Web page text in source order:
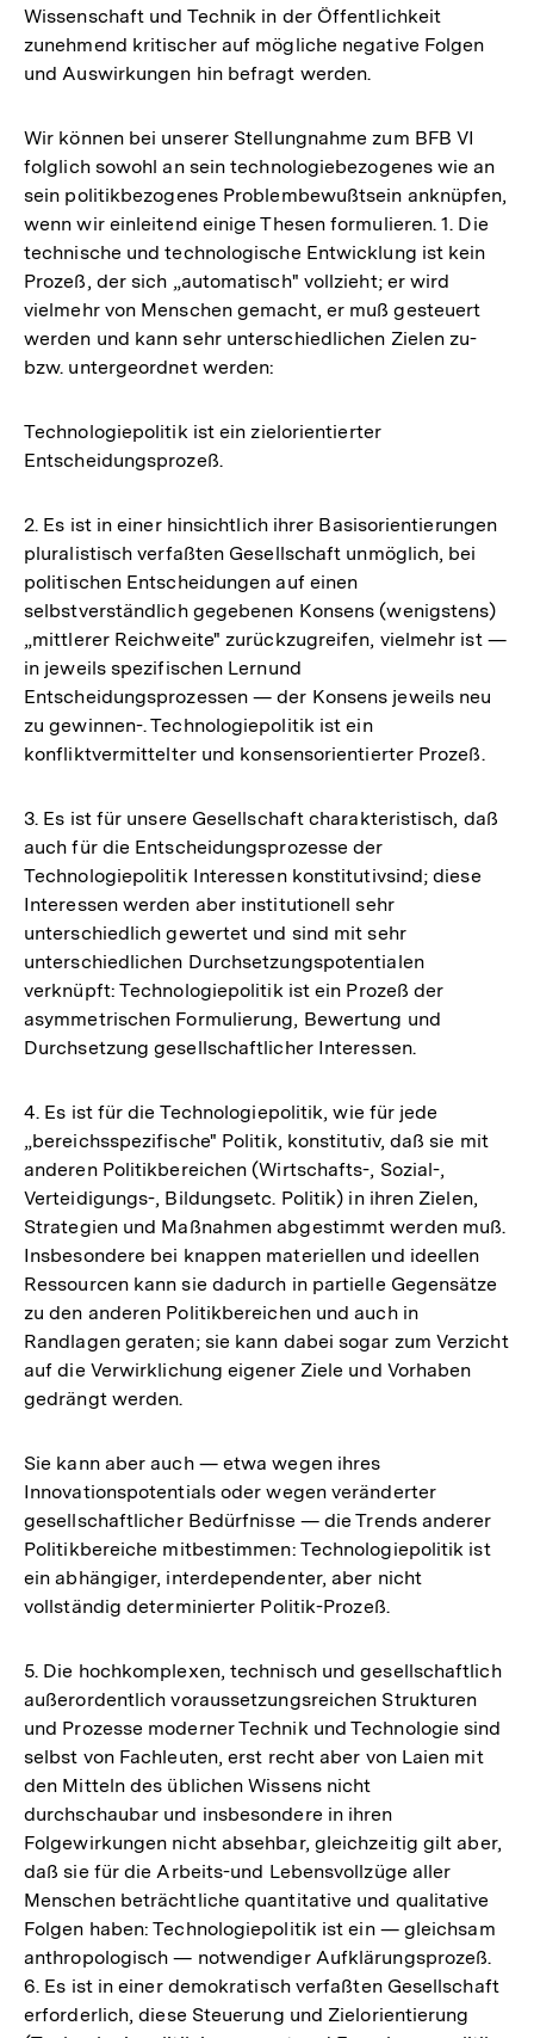
Wissenschaft und Technik in der Öffentlichkeit
zunehmend kritischer auf mögliche negative Folgen
und Auswirkungen hin befragt werden.
Wir können bei unserer Stellungnahme zum BFB VI
folglich sowohl an sein technologiebezogenes wie an
sein politikbezogenes Problembewußtsein anknüpfen,
wenn wir einleitend einige Thesen formulieren. 1. Die
technische und technologische Entwicklung ist kein
Prozeß, der sich „automatisch" vollzieht; er wird
vielmehr von Menschen gemacht, er muß gesteuert
werden und kann sehr unterschiedlichen Zielen zu-
bzw. untergeordnet werden:
Technologiepolitik ist ein zielorientierter
Entscheidungsprozeß.
2. Es ist in einer hinsichtlich ihrer Basisorientierungen
pluralistisch verfaßten Gesellschaft unmöglich, bei
politischen Entscheidungen auf einen
selbstverständlich gegebenen Konsens (wenigstens)
„mittlerer Reichweite" zurückzugreifen, vielmehr ist —
in jeweils spezifischen Lernund
Entscheidungsprozessen — der Konsens jeweils neu
zu gewinnen-. Technologiepolitik ist ein
konfliktvermittelter und konsensorientierter Prozeß.
3. Es ist für unsere Gesellschaft charakteristisch, daß
auch für die Entscheidungsprozesse der
Technologiepolitik Interessen konstitutivsind; diese
Interessen werden aber institutionell sehr
unterschiedlich gewertet und sind mit sehr
unterschiedlichen Durchsetzungspotentialen
verknüpft: Technologiepolitik ist ein Prozeß der
asymmetrischen Formulierung, Bewertung und
Durchsetzung gesellschaftlicher Interessen.
4. Es ist für die Technologiepolitik, wie für jede
„bereichsspezifische" Politik, konstitutiv, daß sie mit
anderen Politikbereichen (Wirtschafts-, Sozial-,
Verteidigungs-, Bildungsetc. Politik) in ihren Zielen,
Strategien und Maßnahmen abgestimmt werden muß.
Insbesondere bei knappen materiellen und ideellen
Ressourcen kann sie dadurch in partielle Gegensätze
zu den anderen Politikbereichen und auch in
Randlagen geraten; sie kann dabei sogar zum Verzicht
auf die Verwirklichung eigener Ziele und Vorhaben
gedrängt werden.
Sie kann aber auch — etwa wegen ihres
Innovationspotentials oder wegen veränderter
gesellschaftlicher Bedürfnisse — die Trends anderer
Politikbereiche mitbestimmen: Technologiepolitik ist
ein abhängiger, interdependenter, aber nicht
vollständig determinierter Politik-Prozeß.
5. Die hochkomplexen, technisch und gesellschaftlich
außerordentlich voraussetzungsreichen Strukturen
und Prozesse moderner Technik und Technologie sind
selbst von Fachleuten, erst recht aber von Laien mit
den Mitteln des üblichen Wissens nicht
durchschaubar und insbesondere in ihren
Folgewirkungen nicht absehbar, gleichzeitig gilt aber,
daß sie für die Arbeits-und Lebensvollzüge aller
Menschen beträchtliche quantitative und qualitative
Folgen haben: Technologiepolitik ist ein — gleichsam
anthropologisch — notwendiger Aufklärungsprozeß.
6. Es ist in einer demokratisch verfaßten Gesellschaft
erforderlich, diese Steuerung und Zielorientierung